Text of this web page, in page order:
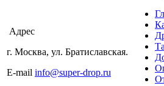
Адрес
г. Москва, ул. Братиславская.
E-mail info@super-drop.ru